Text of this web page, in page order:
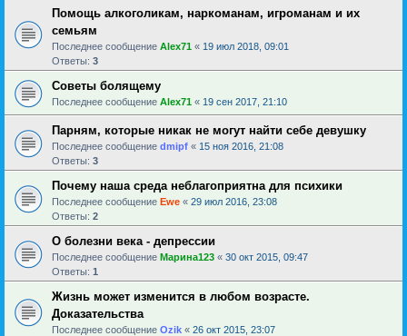
Помощь алкоголикам, наркоманам, игроманам и их
семьям
Последнее сообщение Alex71 « 19 июл 2018, 09:01
Ответы: 3
Советы болящему
Последнее сообщение Alex71 « 19 сен 2017, 21:10
Парням, которые никак не могут найти себе девушку
Последнее сообщение dmipf « 15 ноя 2016, 21:08
Ответы: 3
Почему наша среда неблагоприятна для психики
Последнее сообщение Ewe « 29 июл 2016, 23:08
Ответы: 2
О болезни века - депрессии
Последнее сообщение Марина123 « 30 окт 2015, 09:47
Ответы: 1
Жизнь может изменится в любом возрасте.
Доказательства
Последнее сообщение Ozik « 26 окт 2015, 23:07